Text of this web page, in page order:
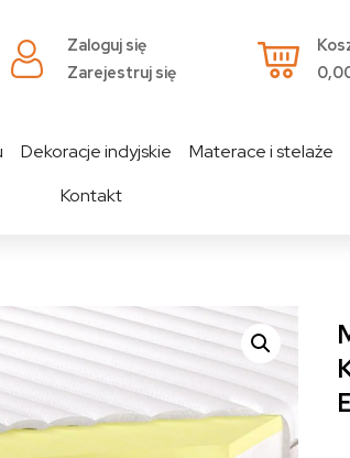
Zaloguj się
Zarejestruj się
Dekoracje indyjskie Materace i stelaże
Kontakt